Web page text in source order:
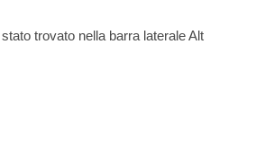
trovato nella barra laterale Alt